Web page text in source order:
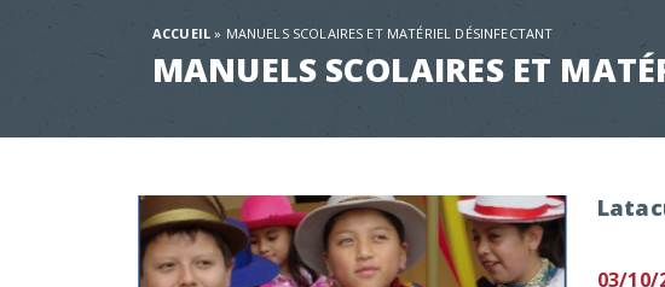
ACCUEIL » MANUELS SCOLAIRES ET MATÉRIEL DÉSINFECTANT
MANUELS SCOLAIRES ET
03/10/